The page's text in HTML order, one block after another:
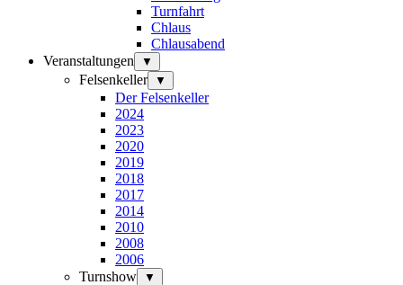
Turnfahrt
Chlaus
Chlausabend
Veranstaltungen
▼
Felsenkeller ▼
Der Felsenkeller
2024
2023
2020
2019
2018
2017
2014
2010
2008
2006
Turnshow
▼